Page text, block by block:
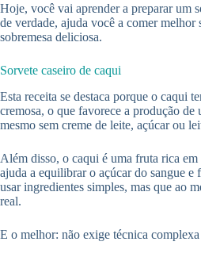
Hoje, você vai aprender a preparar um
de verdade, ajuda você a comer melhor
sobremesa deliciosa.
Sorvete caseiro de caqui
Esta receita se destaca porque o caqui
cremosa, o que favorece a produção de
mesmo sem creme de leite, açúcar ou
Além disso, o caqui é uma fruta rica
ajuda a equilibrar o açúcar do sangue e
usar ingredientes simples, mas que ao
real.
E o melhor: não exige técnica